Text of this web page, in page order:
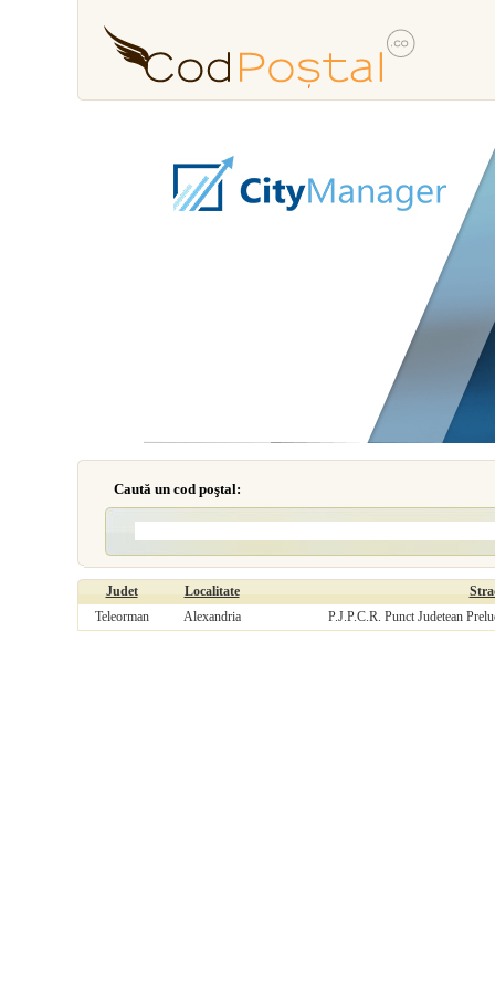
Caută un cod poştal:
Judet Localitate
Teleorman
Alexandria P.J.P.C.R. Punct Judetean